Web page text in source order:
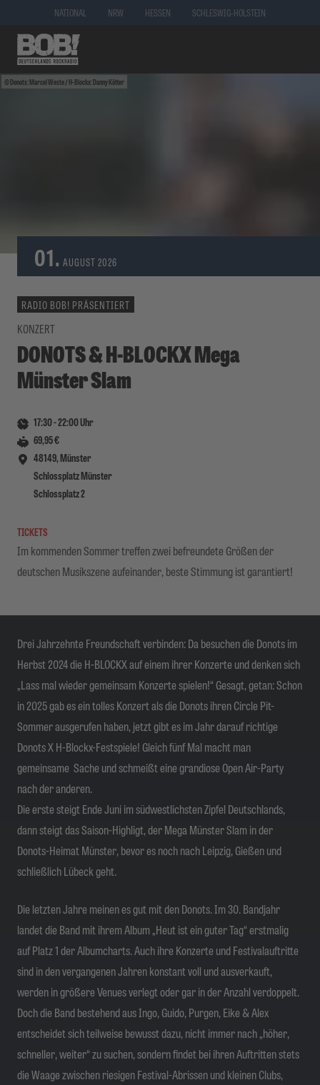
NATIONAL NRW HESSEN SCHLESWIG-HOLSTEIN
Donots: Marcel Weste / H-Blockx: Danny Kötter
01. AUGUST 2026
RADIO BOB! PRÄSENTIERT
KONZERT
DONOTS & H-BLOCKX Mega
Münster Slam
17:30-22:00Uhr
69,95 €
48149, Münster
Schlossplatz Münster
Schlossplatz 2
TICKETS
Im kommenden Sommer treffen zwei befreundete Größen der
deutschen Musikszene aufeinander, beste Stimmung ist garantiert!
Drei Jahrzehnte Freundschaft verbinden: Da besuchen die Donots im
Herbst 2024 die H-BLOCKX auf einem ihrer Konzerte und denken sich
„Lass mal wieder gemeinsam Konzerte spielen!“ Gesagt, getan: Schon
in 2025 gab es ein tolles Konzert als die Donots ihren Circle Pit-
Sommer ausgerufen haben, jetzt gibt es im Jahr darauf richtige
Donots X H-Blockx-Festspiele! Gleich fünf Mal macht man
gemeinsame Sache und schmeißt eine grandiose Open Air-Party
nach der anderen.
Die erste steigt Ende Juni im südwestlichsten Zipfel Deutschlands,
dann steigt das Saison-Highligt, der Mega Münster Slam in der
Donots-Heimat Münster, bevor es noch nach Leipzig, Gießen und
schließlich Lübeck geht.
Die letzten Jahre meinen es gut mit den Donots. Im 30. Bandjahr
landet die Band mit ihrem Album „Heut ist ein guter Tag“ erstmalig
auf Platz 1 der Albumcharts. Auch ihre Konzerte und Festivalauftritte
sind in den vergangenen Jahren konstant voll und ausverkauft,
werden in größere Venues verlegt oder gar in der Anzahl verdoppelt.
Doch die Band bestehend aus Ingo, Guido, Purgen, Eike & Alex
entscheidet sich teilweise bewusst dazu, nicht immer nach „höher,
schneller, weiter“ zu suchen, sondern findet bei ihren Auftritten stets
die Waage zwischen riesigen Festival-Abrissen und kleinen Clubs,